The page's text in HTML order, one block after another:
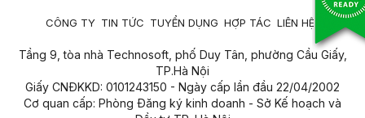
CÔNG TY TIN TỨC TUYỂN DỤNG HỢP TÁC LIÊN HỆ
Tầng 9, tòa nhà Technosoft, phố Duy Tân, phường Cầu Giấy,
TP.Hà Nội
Giấy CNĐKKD: 0101243150 - Ngày cấp lần đầu 22/04/2002
Cơ quan cấp: Phòng Đăng ký kinh doanh - Sở Kế hoạch và